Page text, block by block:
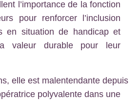
l’importance de la fonction
pour renforcer l’inclusion
en situation de handicap et
valeur durable pour leur
elle est malentendante depuis
polyvalente dans une